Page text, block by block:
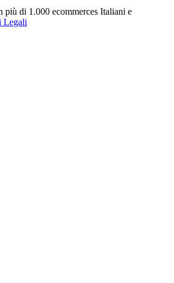
di 1.000 ecommerces Italiani e
Legali